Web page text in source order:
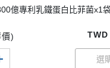
億專利乳鐵蛋白比菲菌x1
) TWD